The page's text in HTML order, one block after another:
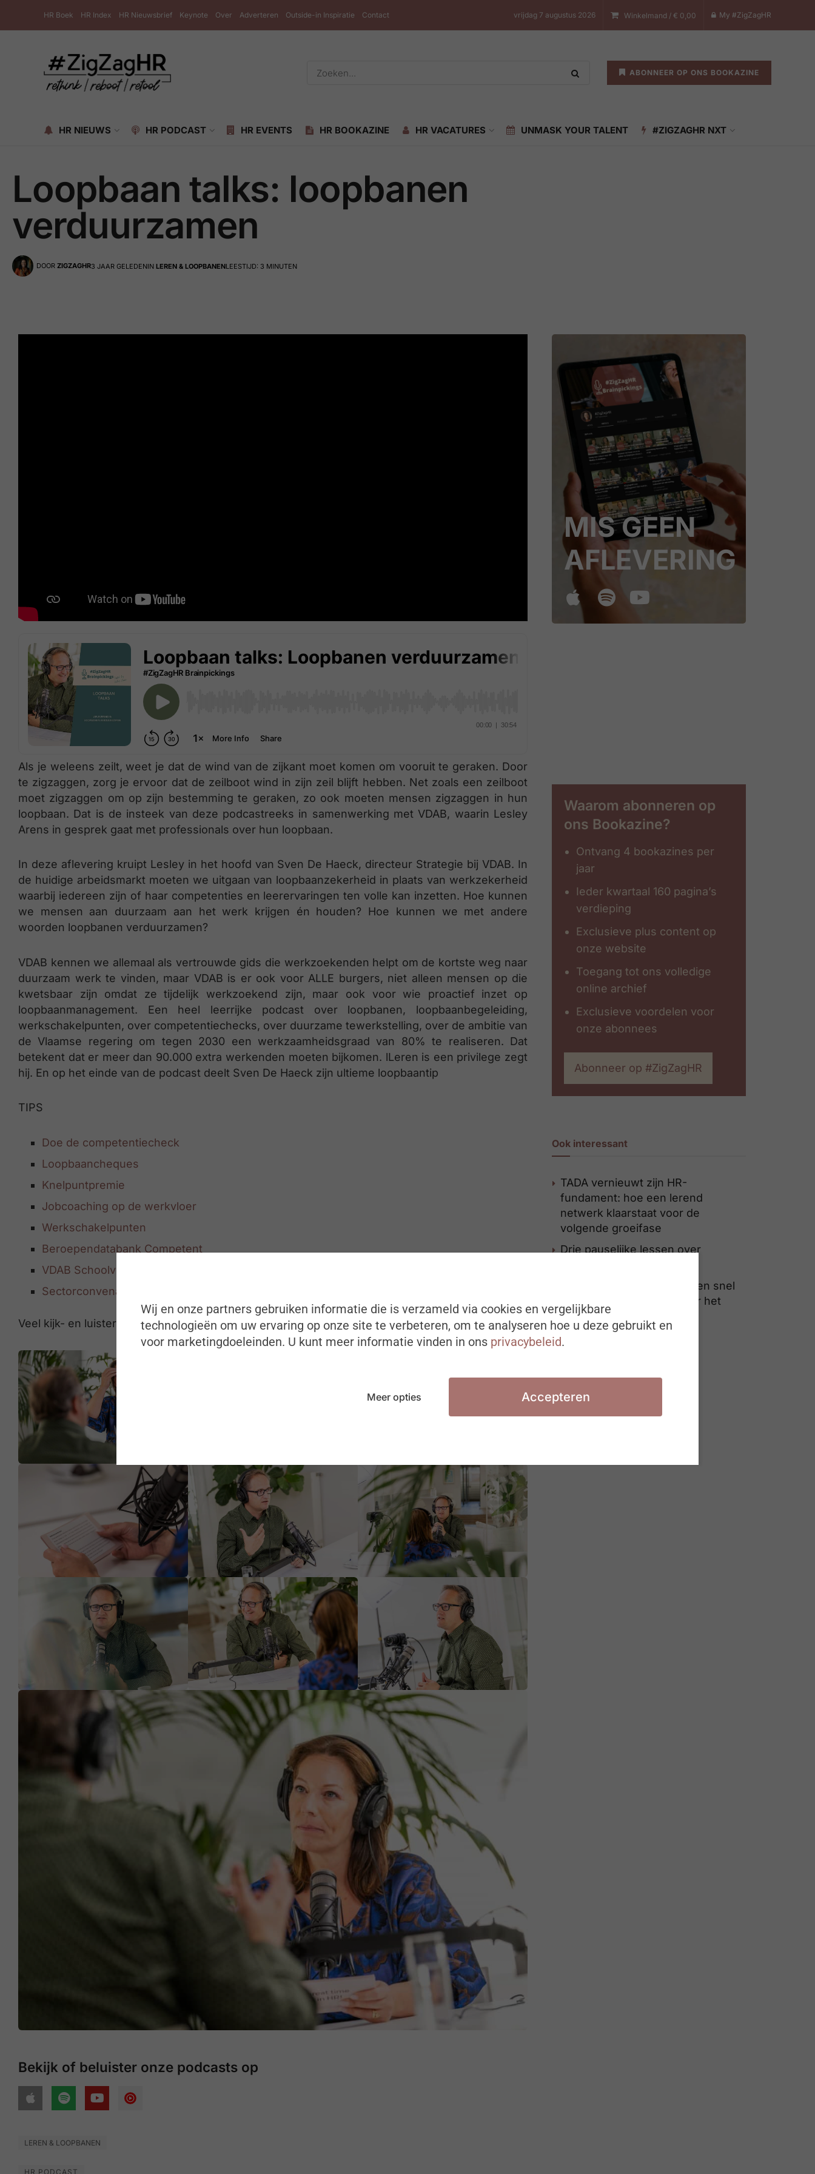
HR Boek HR Index HR Nieuwsbrief Keynote Over Adverteren Outside-in Inspiratie Contact vrijdag 7 augustus 2026 Winkelmand / € 0,00 My #ZigZagHR
ABONNEER OP ONS BOOKAZINE
HR NIEUWS HR PODCAST HR EVENTS HR BOOKAZINE HR VACATURES UNMASK YOUR TALENT #ZIGZAGHR NXT
Loopbaan talks: loopbanen
verduurzamen
DOOR ZIGZAGHR3 JAAR GELEDENIN LEREN & LOOPBANENLEESTIJD: 3 MINUTEN
Als je weleens zeilt, weet je dat de wind van de zijkant moet komen om vooruit te geraken. Door
te zigzaggen, zorg je ervoor dat de zeilboot wind in zijn zeil blijft hebben. Net zoals een zeilboot
moet zigzaggen om op zijn bestemming te geraken, zo ook moeten mensen zigzaggen in hun
loopbaan. Dat is de insteek van deze podcastreeks in samenwerking met VDAB, waarin Lesley
Arens in gesprek gaat met professionals over hun loopbaan.
In deze aflevering kruipt Lesley in het hoofd van Sven De Haeck, directeur Strategie bij VDAB. In
de huidige arbeidsmarkt moeten we uitgaan van loopbaanzekerheid in plaats van werkzekerheid
waarbij iedereen zijn of haar competenties en leerervaringen ten volle kan inzetten. Hoe kunnen
we mensen aan duurzaam aan het werk krijgen én houden? Hoe kunnen we met andere
woorden loopbanen verduurzamen?
VDAB kennen we allemaal als vertrouwde gids die werkzoekenden helpt om de kortste weg naar
duurzaam werk te vinden, maar VDAB is er ook voor ALLE burgers, niet alleen mensen op die
kwetsbaar zijn omdat ze tijdelijk werkzoekend zijn, maar ook voor wie proactief inzet op
loopbaanmanagement. Een heel leerrijke podcast over loopbanen, loopbaanbegeleiding,
werkschakelpunten, over competentiechecks, over duurzame tewerkstelling, over de ambitie van
de Vlaamse regering om tegen 2030 een werkzaamheidsgraad van 80% te realiseren. Dat
betekent dat er meer dan 90.000 extra werkenden moeten bijkomen. lLeren is een privilege zegt
hij. En op het einde van de podcast deelt Sven De Haeck zijn ultieme loopbaantip
TIPS
Doe de competentiecheck
Loopbaancheques
Knelpuntpremie
Jobcoaching op de werkvloer
Werkschakelpunten
Beroependatabank Competent
VDAB Schoolverlatersr
Sectorconvenants 2023-2025
Veel kijk- en luisterplezier!
Bekijk of beluister onze podcasts op
LEREN & LOOPBANEN
HR PODCAST
MIS GEEN
AFLEVERING
Waarom abonneren op
ons Bookazine?
Ontvang 4 bookazines per
jaar
Ieder kwartaal 160 pagina’s
verdieping
Exclusieve plus content op
onze website
Toegang tot ons volledige
online archief
Exclusieve voordelen voor
onze abonnees
Abonneer op #ZigZagHR
Ook interessant
TADA vernieuwt zijn HR-
fundament: hoe een lerend
netwerk klaarstaat voor de
volgende groeifase
Drie pauselijke lessen over
Jobs op Tomorrowland even snel
uitverkocht als tickets voor het
festival
Wij en onze partners gebruiken informatie die is verzameld via cookies en vergelijkbare
technologieën om uw ervaring op onze site te verbeteren, om te analyseren hoe u deze gebruikt en
voor marketingdoeleinden. U kunt meer informatie vinden in ons privacybeleid.
Meer opties Accepteren